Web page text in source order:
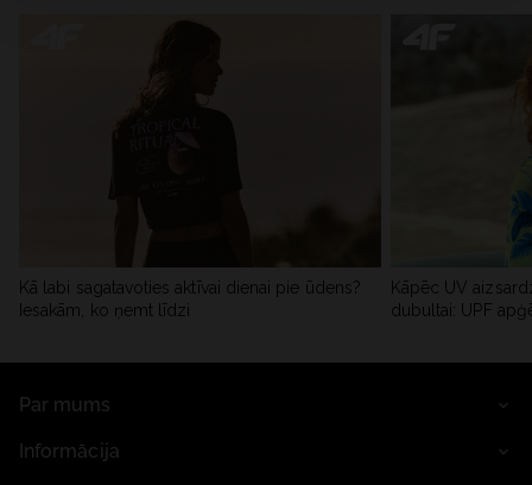
Kā labi sagatavoties aktīvai dienai pie ūdens?
Iesakām, ko ņemt līdzi
Kāpēc UV
dubultai: UPF
Par mums
Informācija